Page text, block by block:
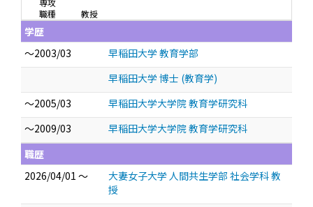
専攻
職種
教授
学歴
～2003/03
早稲田大学 教育学部
早稲田大学 博士 (教育学)
～2005/03
早稲田大学大学院 教育学研究科
～2009/03
早稲田大学大学院 教育学研究科
職歴
2026/04/01 ～
大妻女子大学 人間共生学部 社会学科 教
授